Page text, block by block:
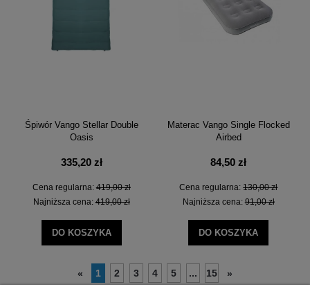
Śpiwór Vango Stellar Double
Oasis
335,20 zł
Cena regularna:419,00 zł
Najniższa cena:419,00 zł
DO KOSZYKA
Materac Vango Single Flocked
Airbed
84,50 zł
Cena regularna:130,00 zł
Najniższa cena:91,00 zł
DO KOSZYKA
« 1 2 3 4 5 ... 15 »